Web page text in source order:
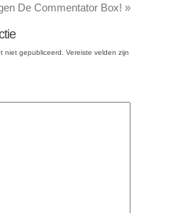
De Commentator Box! »
niet gepubliceerd.
Vereiste velden zijn